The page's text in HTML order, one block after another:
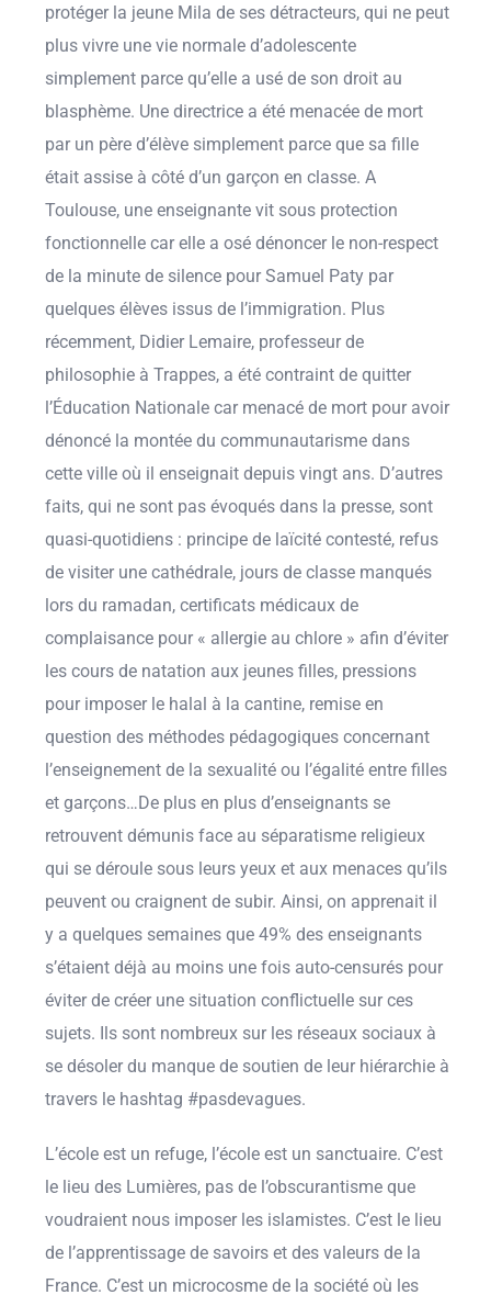
protéger la jeune Mila de ses détracteurs, qui ne peut
plus vivre une vie normale d’adolescente
simplement parce qu’elle a usé de son droit au
blasphème. Une directrice a été menacée de mort
par un père d’élève simplement parce que sa fille
était assise à côté d’un garçon en classe. A
Toulouse, une enseignante vit sous protection
fonctionnelle car elle a osé dénoncer le non-respect
de la minute de silence pour Samuel Paty par
quelques élèves issus de l’immigration. Plus
récemment, Didier Lemaire, professeur de
philosophie à Trappes, a été contraint de quitter
l’Éducation Nationale car menacé de mort pour avoir
dénoncé la montée du communautarisme dans
cette ville où il enseignait depuis vingt ans. D’autres
faits, qui ne sont pas évoqués dans la presse, sont
quasi-quotidiens : principe de laïcité contesté, refus
de visiter une cathédrale, jours de classe manqués
lors du ramadan, certificats médicaux de
complaisance pour « allergie au chlore » afin d’éviter
les cours de natation aux jeunes filles, pressions
pour imposer le halal à la cantine, remise en
question des méthodes pédagogiques concernant
l’enseignement de la sexualité ou l’égalité entre filles
et garçons…De plus en plus d’enseignants se
retrouvent démunis face au séparatisme religieux
qui se déroule sous leurs yeux et aux menaces qu’ils
peuvent ou craignent de subir. Ainsi, on apprenait il
y a quelques semaines que 49% des enseignants
s’étaient déjà au moins une fois auto-censurés pour
éviter de créer une situation conflictuelle sur ces
sujets. Ils sont nombreux sur les réseaux sociaux à
se désoler du manque de soutien de leur hiérarchie à
travers le hashtag #pasdevagues.
L’école est un refuge, l’école est un sanctuaire. C’est
le lieu des Lumières, pas de l’obscurantisme que
voudraient nous imposer les islamistes. C’est le lieu
de l’apprentissage de savoirs et des valeurs de la
France. C’est un microcosme de la société où les